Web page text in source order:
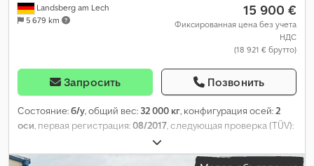
Landsberg am Lech
5 679 km
15 900 €
Фиксированная цена без учета
НДС
(18 921 € брутто)
Запросить Позвонить
Состояние:б/у, общий вес: 32 000 кг, конфигурация осей:2
оси, первая регистрация:08/2017, следующая проверка (TÜV):